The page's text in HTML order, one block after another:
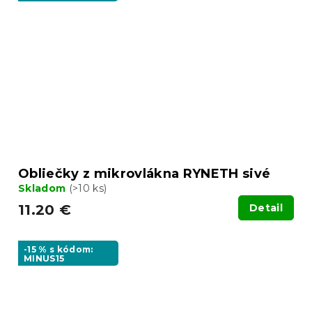
Obliečky z mikrovlákna RYNETH sivé
Skladom (>10 ks)
11.20 € Detail
-15 % s kódom:
MINUS15